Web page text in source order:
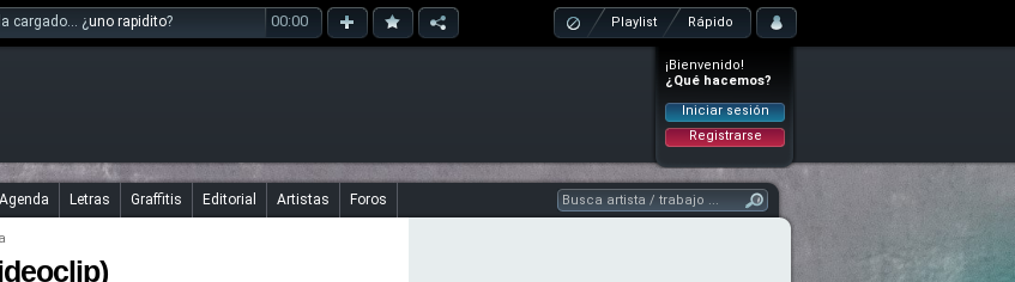
cargado... ¿uno rapidito? 00:00 Playlist Rápido
¡Bienvenido!
¿Qué hacemos?
Iniciar sesión
Registrarse
Agenda Letras Graffitis Editorial Artistas Foros